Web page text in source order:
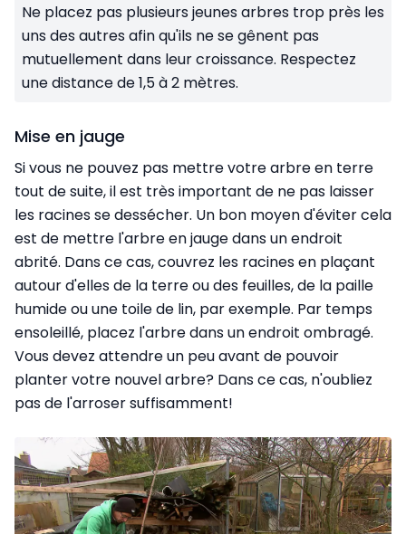
Ne placez pas plusieurs jeunes arbres trop près les
uns des autres afin qu'ils ne se gênent pas
mutuellement dans leur croissance. Respectez
une distance de 1,5 à 2 mètres.
Mise en jauge
Si vous ne pouvez pas mettre votre arbre en terre
tout de suite, il est très important de ne pas laisser
les racines se dessécher. Un bon moyen d'éviter cela
est de mettre l'arbre en jauge dans un endroit
abrité. Dans ce cas, couvrez les racines en plaçant
autour d'elles de la terre ou des feuilles, de la paille
humide ou une toile de lin, par exemple. Par temps
ensoleillé, placez l'arbre dans un endroit ombragé.
Vous devez attendre un peu avant de pouvoir
planter votre nouvel arbre? Dans ce cas, n'oubliez
pas de l'arroser suffisamment!